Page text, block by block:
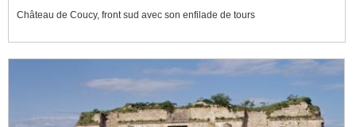
Château de Coucy, front sud avec son enfilade de tours